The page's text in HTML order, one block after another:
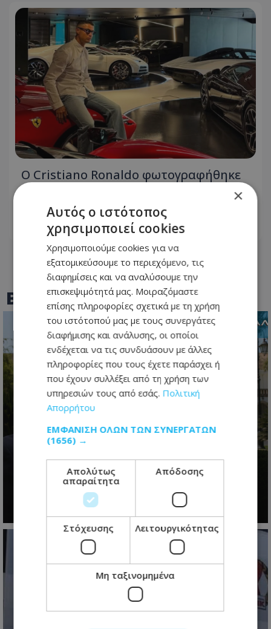
Ο Cristiano Ronaldo φωτογραφήθηκε
μπροστά από τον στόλο των
πανάκριβων αυτοκινήτων του!
06.08.2026 - 09:46
BEST OFTOTHEMAONLINE
Το restart Χριστοδουλίδη: Η
τελευταία ευκαιρία πριν από τη
μεγάλη πολιτική μάχη του 2028
07.08.2026 - 06:21
×
Αυτός ο ιστότοπος
χρησιμοποιεί cookies
Χρησιμοποιούμε cookies για να
εξατομικεύσουμε το περιεχόμενο, τις
διαφημίσεις και να αναλύσουμε την
επισκεψιμότητά μας. Μοιραζόμαστε
επίσης πληροφορίες σχετικά με τη χρήση
του ιστότοπού μας με τους συνεργάτες
διαφήμισης και ανάλυσης, οι οποίοι
ενδέχεται να τις συνδυάσουν με άλλες
πληροφορίες που τους έχετε παράσχει ή
που έχουν συλλέξει από τη χρήση των
υπηρεσιών τους από εσάς. Πολιτική
Απορρήτου
ΕΜΦΆΝΙΣΗ ΌΛΩΝ ΤΩΝ ΣΥΝΕΡΓΑΤΏΝ
(1656) →
Απολύτως
απαραίτητα
Απόδοσης
Στόχευσης Λειτουργικότητας
Μη ταξινομημένα